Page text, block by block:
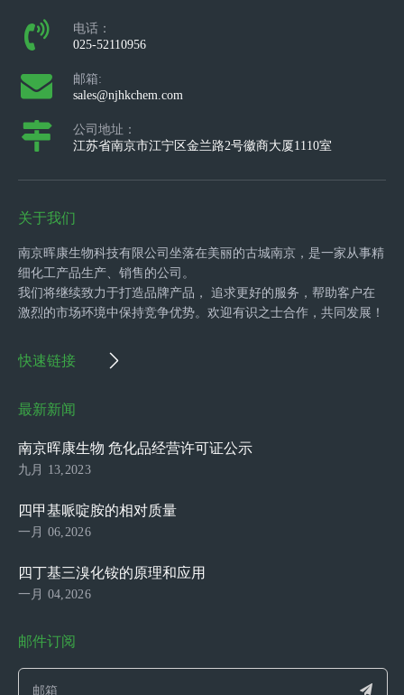
电话：
025-52110956
邮箱:
sales@njhkchem.com
公司地址：
江苏省南京市江宁区金兰路2号徽商大厦1110室
关于我们
南京晖康生物科技有限公司坐落在美丽的古城南京，是一家从事精
细化工产品生产、销售的公司。
我们将继续致力于打造品牌产品， 追求更好的服务，帮助客户在
激烈的市场环境中保持竞争优势。欢迎有识之士合作，共同发展！
快速链接
最新新闻
南京晖康生物 危化品经营许可证公示
九月 13,2023
四甲基哌啶胺的相对质量
一月 06,2026
四丁基三溴化铵的原理和应用
一月 04,2026
邮件订阅